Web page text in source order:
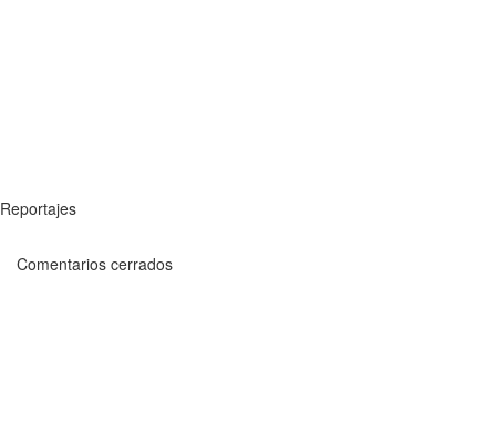
Reportajes
Comentarios cerrados